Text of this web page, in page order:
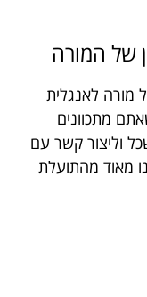
של המורה
מורה לאנגלית
מתכוונים
וליצור קשר עם
מאוד מהתועלת